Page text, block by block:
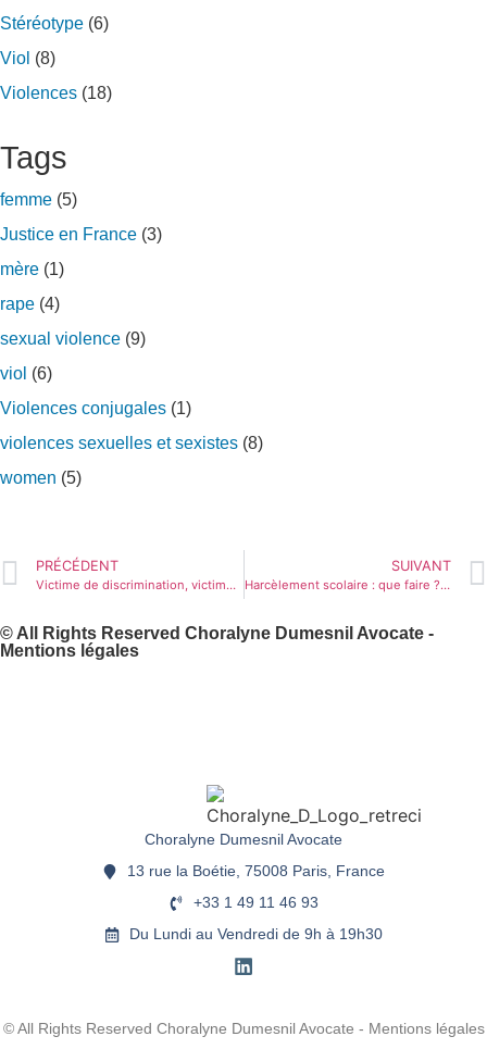
Stéréotype (6)
Viol (8)
Violences (18)
Tags
femme (5)
Justice en France (3)
mère (1)
rape (4)
sexual violence (9)
viol (6)
Violences conjugales (1)
violences sexuelles et sexistes (8)
women (5)
PRÉCÉDENT
Victime de discrimination, victime de violences sexuelles et sexistes, victime de harcèlement sexuel à l’université aux États-Unis, quelle protection ?
SUIVANT
Harcèlement scolaire : que faire ? Un exemple
© All Rights Reserved Choralyne Dumesnil Avocate -
Mentions légales
Choralyne Dumesnil Avocate
13 rue la Boétie, 75008 Paris, France
+33 1 49 11 46 93
Du Lundi au Vendredi de 9h à 19h30
© All Rights Reserved Choralyne Dumesnil Avocate - Mentions légales